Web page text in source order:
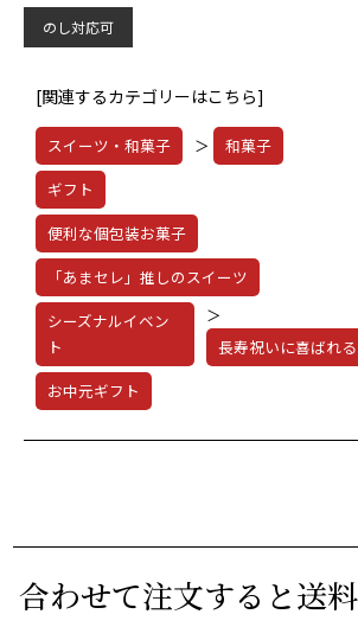
のし対応可
[関連するカテゴリーはこちら]
スイーツ・和菓子 ＞
和菓子
ギフト
便利な個包装お菓子
「あまセレ」推しのスイーツ
シーズナルイベン
ト
＞
長寿祝いに喜ばれ
お中元ギフト
合わせて注文すると送